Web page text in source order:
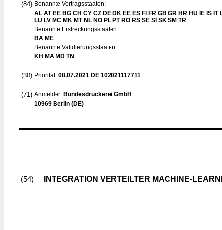
(84) Benannte Vertragsstaaten:
AL AT BE BG CH CY CZ DE DK EE ES FI FR GB GR HR HU IE IS IT
LU LV MC MK MT NL NO PL PT RO RS SE SI SK SM TR
Benannte Erstreckungsstaaten:
BA ME
Benannte Validierungsstaaten:
KH MA MD TN
(30) Priorität: 08.07.2021 DE 102021117711
(71) Anmelder: Bundesdruckerei GmbH
10969 Berlin (DE)
(54) INTEGRATION VERTEILTER MACHINE-